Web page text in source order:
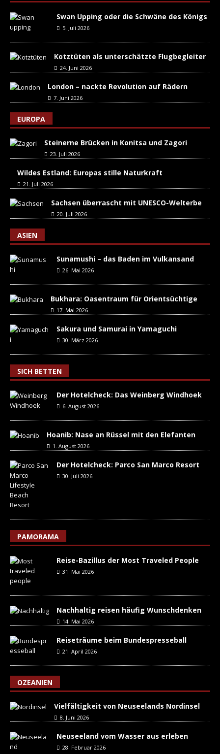
Swan Upping oder die Schwäne des Königs
5. Juli 2026
Kotztüten als unterschätzte Flugbegleiter
24. Juni 2026
London – nackte Revolution auf Rädern
7. Juni 2026
EUROPA
Steinerne Brücken in Konitsa und Zagori
23. Juli 2026
Wildes Estland: Europas stille Naturkraft
21. Juli 2026
Sachsen überrascht mit UNESCO-Welterbe
20. Juli 2026
ASIEN
Sunamushi – das Baden im Vulkansand
26. Mai 2026
Bukhara: Oasentraum für Orientsüchtige
17. Mai 2026
Sakura und Samurai in Yamaguchi
30. März 2026
SICH BETTEN
Der Hotelcheck: Das Weinberg Windhoek
6. August 2026
Hoanib: Nase an Rüssel mit den Elefanten
1. August 2026
Der Hotelcheck: Parco San Marco Resort
30. Juli 2026
PAMORAMA
Reise-Bazillus der Most Traveled People
31. Mai 2026
Nachhaltig reisen häufig Wunschdenken
14. Mai 2026
Reiseträume beim Bundespresseball
21. April 2026
OZEANIEN
Vielfältigkeit von Neuseelands Nordinsel
8. Juni 2026
Neuseeland vom Wasser aus erleben
28. Februar 2026